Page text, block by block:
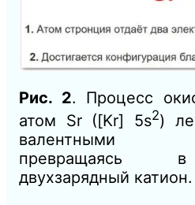
Рис. 2. Процесс
атом Sr ([Kr] 5s2)
валентными
превращаясь
двухзарядный катион.